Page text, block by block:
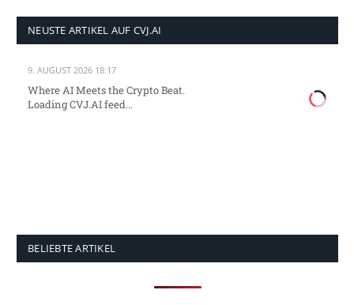
NEUSTE ARTIKEL AUF CVJ.AI
9. AUGUST 2026 18:17
Where AI Meets the Crypto Beat.
Loading CVJ.AI feed...
BELIEBTE ARTIKEL